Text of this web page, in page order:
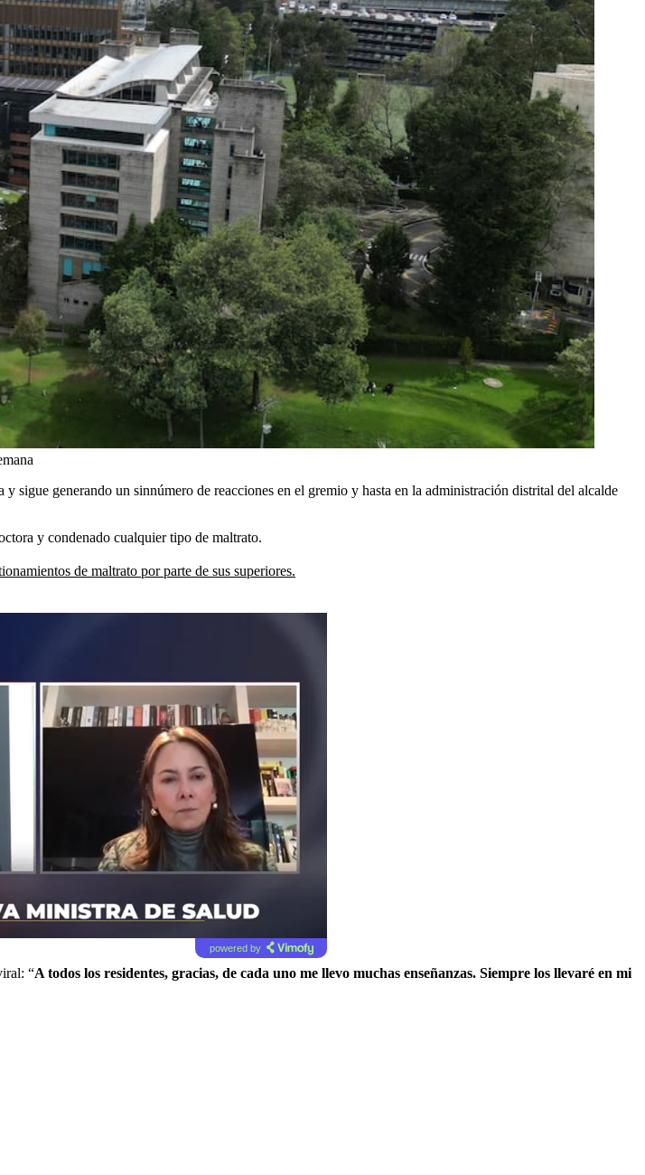
generando un sinnúmero de reacciones en el gremio y hasta en la administración distrital del alcalde
y condenado cualquier tipo de maltrato.
de maltrato por parte de sus superiores.
powered by
“A todos los residentes, gracias, de cada uno me llevo muchas enseñanzas. Siempre los llevaré en mi